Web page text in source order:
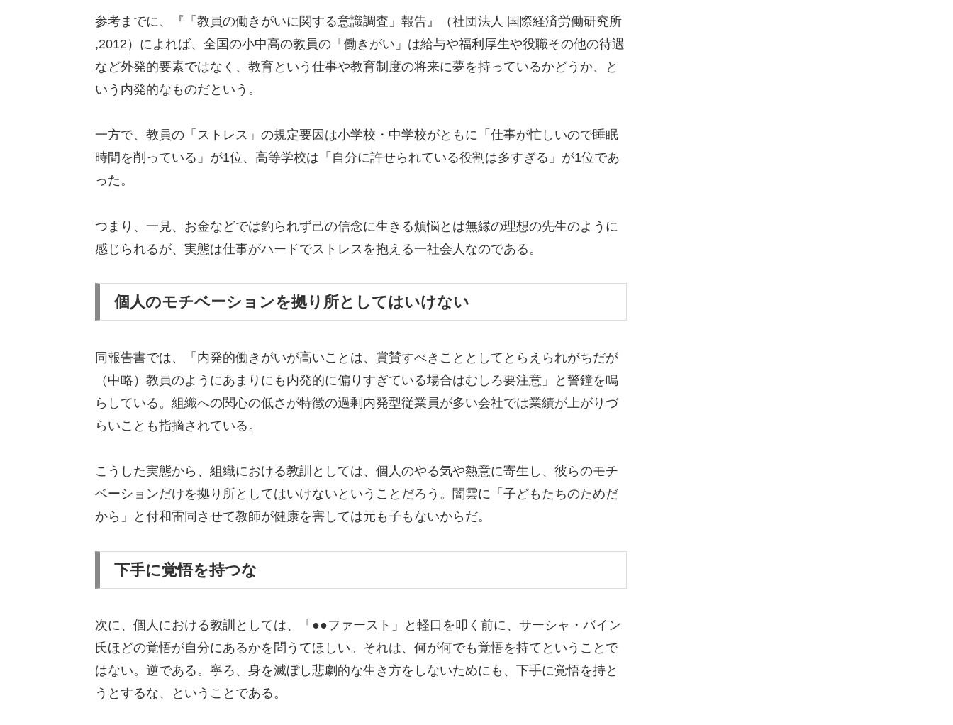
参考までに、『「教員の働きがいに関する意識調査」報告』（社団法人 国際経済労働研究所
,2012）によれば、全国の小中高の教員の「働きがい」は給与や福利厚生や役職その他の待遇
など外発的要素ではなく、教育という仕事や教育制度の将来に夢を持っているかどうか、と
いう内発的なものだという。
一方で、教員の「ストレス」の規定要因は小学校・中学校がともに「仕事が忙しいので睡眠
時間を削っている」が1位、高等学校は「自分に許せられている役割は多すぎる」が1位であ
った。
つまり、一見、お金などでは釣られず己の信念に生きる煩悩とは無縁の理想の先生のように
感じられるが、実態は仕事がハードでストレスを抱える一社会人なのである。
個人のモチベーションを拠り所としてはいけない
同報告書では、「内発的働きがいが高いことは、賞賛すべきこととしてとらえられがちだが
（中略）教員のようにあまりにも内発的に偏りすぎている場合はむしろ要注意」と警鐘を鳴
らしている。組織への関心の低さが特徴の過剰内発型従業員が多い会社では業績が上がりづ
らいことも指摘されている。
こうした実態から、組織における教訓としては、個人のやる気や熱意に寄生し、彼らのモチ
ベーションだけを拠り所としてはいけないということだろう。闇雲に「子どもたちのためだ
から」と付和雷同させて教師が健康を害しては元も子もないからだ。
下手に覚悟を持つな
次に、個人における教訓としては、「●●ファースト」と軽口を叩く前に、サーシャ・バイン
氏ほどの覚悟が自分にあるかを問うてほしい。それは、何が何でも覚悟を持てということで
はない。逆である。寧ろ、身を滅ぼし悲劇的な生き方をしないためにも、下手に覚悟を持と
うとするな、ということである。